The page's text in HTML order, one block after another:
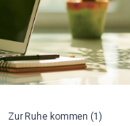
Zur Ruhe kommen (1)